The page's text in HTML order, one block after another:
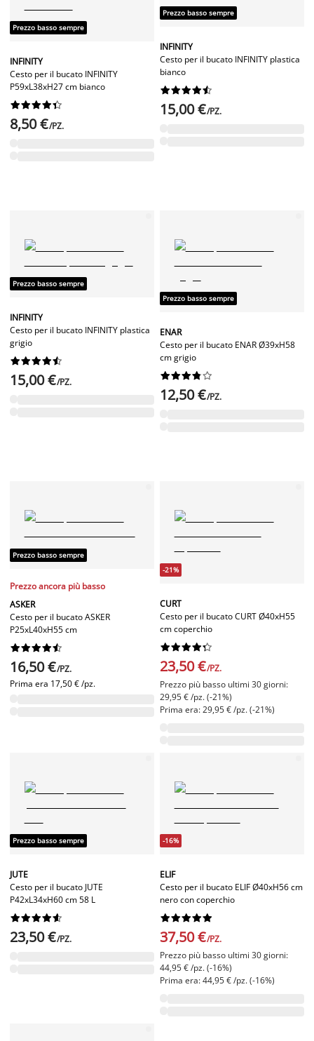
Prezzo basso sempre
INFINITY
Cesto per il bucato INFINITY
P59xL38xH27 cm bianco






8,50 €/PZ.
Prezzo basso sempre
INFINITY
Cesto per il bucato INFINITY plastica
bianco






15,00 €/PZ.
Prezzo basso sempre
INFINITY
Cesto per il bucato INFINITY plastica
grigio






15,00 €/PZ.
Prezzo basso sempre
ENAR
Cesto per il bucato ENAR Ø39xH58
cm grigio






12,50 €/PZ.
Prezzo basso sempre
Prezzo ancora più basso
ASKER
Cesto per il bucato ASKER
P25xL40xH55 cm






16,50 €/PZ.
Prima era 17,50 € /pz.
-21%
CURT
Cesto per il bucato CURT Ø40xH55
cm coperchio






23,50 €/PZ.
Prezzo più basso ultimi 30 giorni:
29,95 € /pz. (-21%)
Prima era: 29,95 € /pz. (-21%)
Prezzo basso sempre
JUTE
Cesto per il bucato JUTE
P42xL34xH60 cm 58 L






23,50 €/PZ.
-16%
ELIF
Cesto per il bucato ELIF Ø40xH56 cm
nero con coperchio






37,50 €/PZ.
Prezzo più basso ultimi 30 giorni:
44,95 € /pz. (-16%)
Prima era: 44,95 € /pz. (-16%)